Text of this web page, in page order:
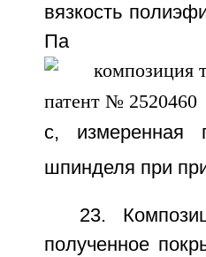
вязкость
Па
с, измеренная
шпинделя при
23.
полученное